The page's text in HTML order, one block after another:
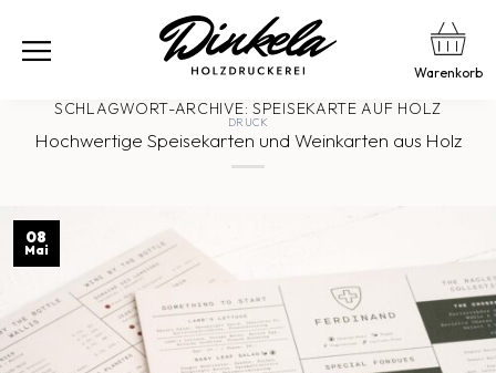
Warenkorb
SCHLAGWORT-ARCHIVE: SPEISEKARTE AUF HOLZ
DRUCK
Hochwertige Speisekarten und Weinkarten aus Holz
08
Mai